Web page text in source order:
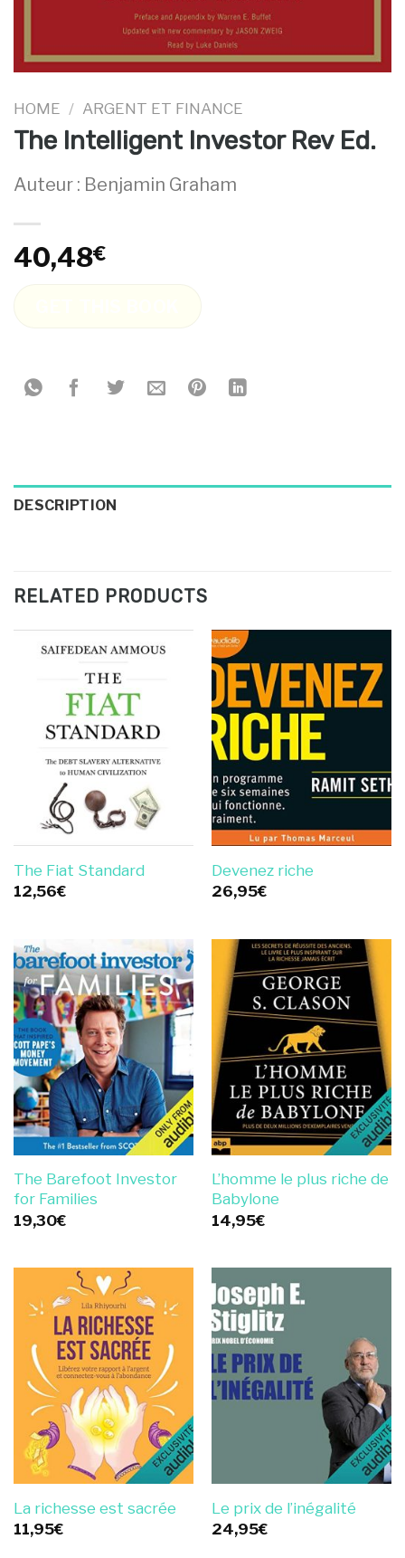
HOME / ARGENT ET FINANCE
The Intelligent Investor Rev Ed.
Auteur : Benjamin Graham
40,48€
DESCRIPTION
RELATED PRODUCTS
The Fiat Standard
12,56€
Devenez riche
26,95€
The Barefoot Investor
for Families
19,30€
L’homme le plus riche de
Babylone
14,95€
La richesse est sacrée
11,95€
Le prix de l’inégalité
24,95€